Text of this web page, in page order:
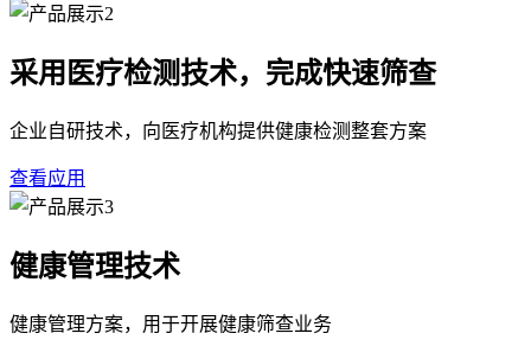
采用医疗检测技术，完成快速筛查
企业自研技术，向医疗机构提供健康检测整套方案
查看应用
健康管理技术
健康管理方案，用于开展健康筛查业务